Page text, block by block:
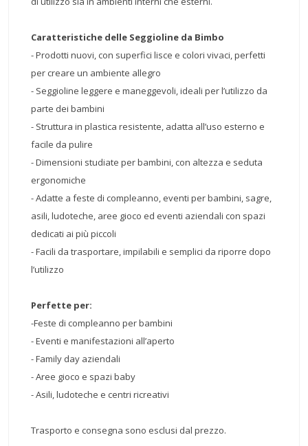
Caratteristiche delle Seggioline da Bimbo
- Prodotti nuovi, con superfici lisce e colori vivaci, perfetti
per creare un ambiente allegro
- Seggioline leggere e maneggevoli, ideali per l’utilizzo da
parte dei bambini
- Struttura in plastica resistente, adatta all’uso esterno e
facile da pulire
- Dimensioni studiate per bambini, con altezza e seduta
ergonomiche
- Adatte a feste di compleanno, eventi per bambini, sagre,
asili, ludoteche, aree gioco ed eventi aziendali con spazi
dedicati ai più piccoli
- Facili da trasportare, impilabili e semplici da riporre dopo
l’utilizzo
Perfette per:
-Feste di compleanno per bambini
- Eventi e manifestazioni all’aperto
- Family day aziendali
- Aree gioco e spazi baby
- Asili, ludoteche e centri ricreativi
Trasporto e consegna sono esclusi dal prezzo.